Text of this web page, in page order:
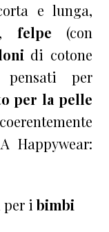
e lunga,
, felpe (con
di cotone
pensati per
per la pelle
Happywear:
i bimbi